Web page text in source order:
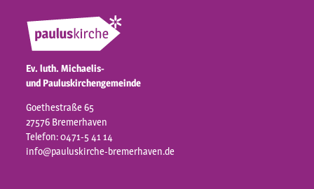
Ev. luth. Michaelis-
und Pauluskirchengemeinde
Goethestraße 65
27576 Bremerhaven
Telefon: 0471-5 41 14
info@pauluskirche-bremerhaven.de